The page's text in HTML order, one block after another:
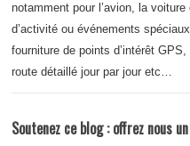
notamment pour l’avion, la
d’activité ou événements
fourniture de points d’intérêt
route détaillé jour par jour etc…
Soutenez ce blog : offrez nous